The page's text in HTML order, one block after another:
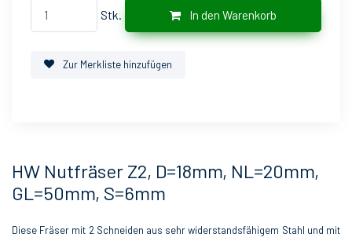
Stk. In den Warenkorb
Zur Merkliste hinzufügen
HW Nutfräser Z2, D=18mm, NL=20mm,
GL=50mm, S=6mm
Diese Fräser mit 2 Schneiden aus sehr widerstandsfähigem Stahl und mit